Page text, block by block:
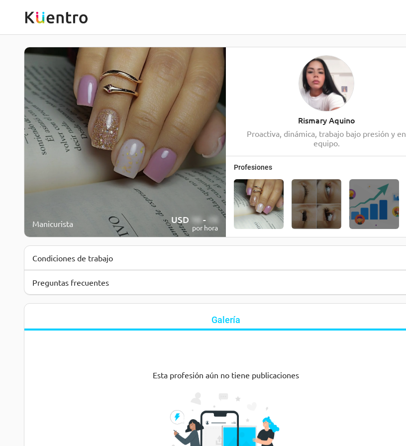
Manicurista USD 10 - 15
por hora
Rismary Aquino
Proactiva, dinámica, trabajo bajo presión y en
equipo.
Profesiones
Condiciones de trabajo
Preguntas frecuentes
Galería
Esta profesión aún no tiene publicaciones